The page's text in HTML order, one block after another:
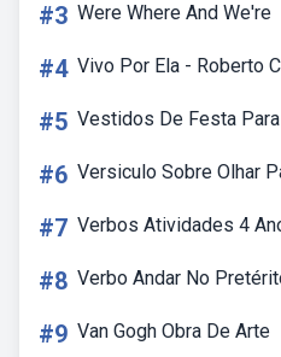
#3 Were Where And We're
#4 Vivo Por Ela - Roberto
#5 Vestidos De Festa
#6 Versiculo Sobre Olhar
#7 Verbos Atividades 4
#8 Verbo Andar No
#9 Van Gogh Obra De Arte